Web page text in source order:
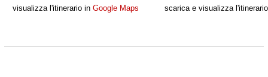
visualizza l'itinerario in Google Maps scarica e visualizza